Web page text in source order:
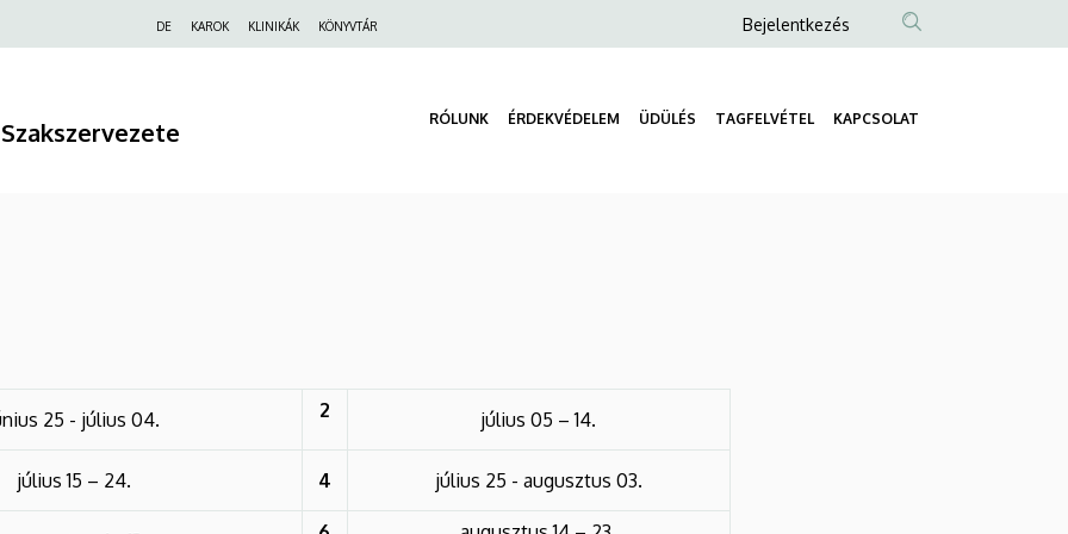
DE KAROK KLINIKÁK KÖNYVTÁR
Anonim
menüje
Bejelentkezés
RÓLUNK ÉRDEKVÉDELEM ÜDÜLÉS TAGFELVÉTEL KAPCSOLAT
25 - július 04. 2 július 05 – 14.
július 15 – 24. 4 július 25 - augusztus 03.